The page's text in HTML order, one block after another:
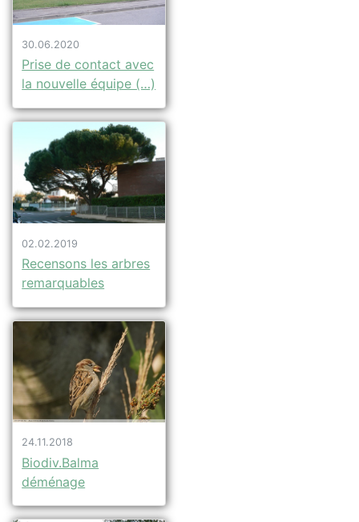
30.06.2020
Prise de contact avec
la nouvelle équipe (…)
02.02.2019
Recensons les arbres
remarquables
24.11.2018
Biodiv.Balma
déménage